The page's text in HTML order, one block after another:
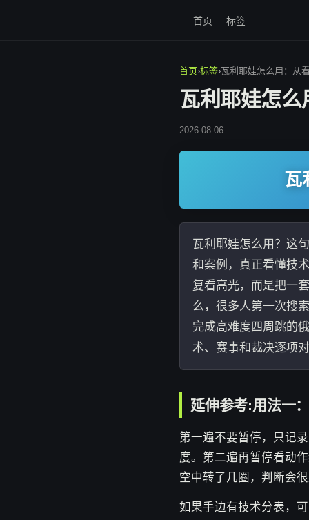
首页 标签
首页›标签›瓦利耶娃怎么用：从
瓦利耶娃怎
2026-08-06
瓦
瓦利耶娃怎么用？这
和案例，真正看懂技
复看高光，而是把一
么，很多人第一次搜
完成高难度四周跳的
术、赛事和裁决逐项
延伸参考:用法一
第一遍不要暂停，只记
度。第二遍再暂停看动
空中转了几圈，判断会很
如果手边有技术分表，